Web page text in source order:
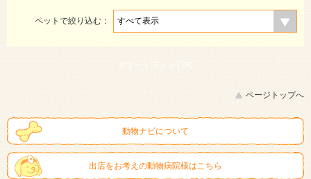
ペットで絞り込む：
スマートフォン | PC
ページトップへ
動物ナビについて
出店をお考えの動物病院様はこちら